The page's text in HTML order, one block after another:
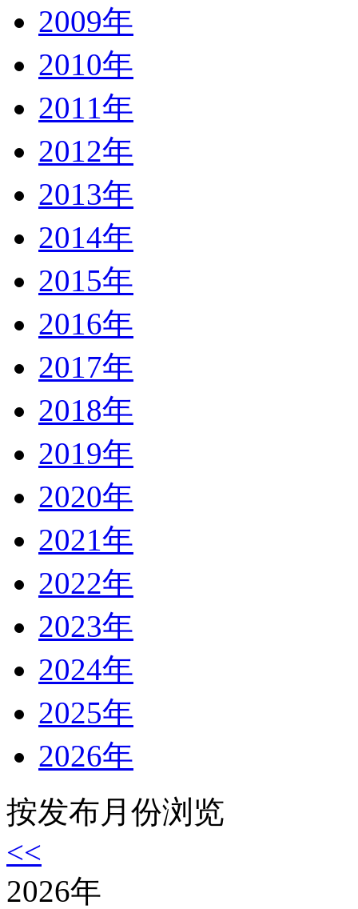
2009年
2010年
2011年
2012年
2013年
2014年
2015年
2016年
2017年
2018年
2019年
2020年
2021年
2022年
2023年
2024年
2025年
2026年
按发布月份浏览
<<
2026年